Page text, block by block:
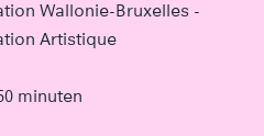
Wallonie-Bruxelles -
Artistique
minuten